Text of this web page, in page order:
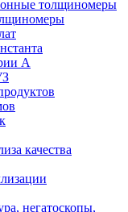
толщиномеры
А
качества
негатоскопы,